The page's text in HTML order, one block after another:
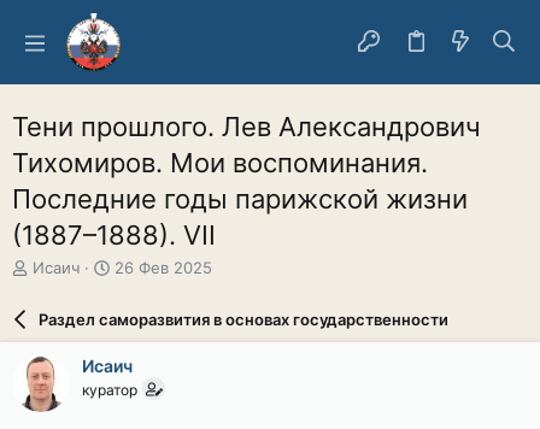
Тени прошлого. Лев Александрович
Тихомиров. Мои воспоминания.
Последние годы парижской жизни
(1887–1888). VII
А
о
р
т
е
м
Исаич
Д
а
а
ч
26 Фев 2025
Раздел саморазвития в основах государственности
Исаич
куратор